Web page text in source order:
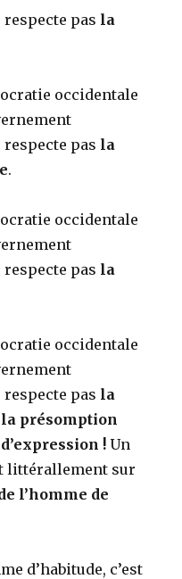
pas la
occidentale
pas la
.
occidentale
pas la
occidentale
pas la
présomption
! Un
littérallement sur
l’homme de
d’habitude, c’est